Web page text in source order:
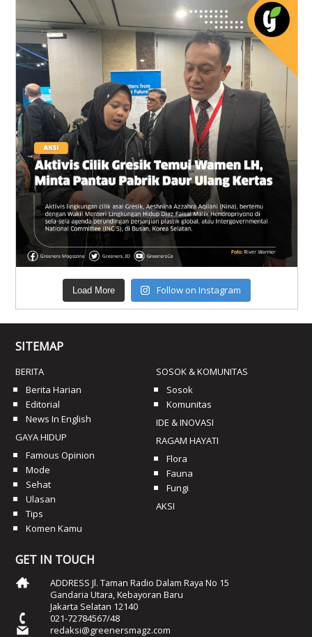
Load More Follow on Instagram
SITEMAP
BERITA
Berita Harian
Editorial
News In English
GAYA HIDUP
Famous Opinion
Mode
Sehat
Ulasan
Tips
Komen Kamu
SOSOK & KOMUNITAS
Sosok
Komunitas
IDE & INOVASI
RAGAM HAYATI
Flora
Fauna
Fungi
AKSI
GET IN TOUCH
ADDRESS Jl. Taman Radio Dalam Raya No 15
Gandaria Utara, Kebayoran Baru
Jakarta Selatan 12140
021-72784567/48
redaksi@greenersmagz.com